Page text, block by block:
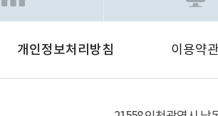
개인정보처리방침 이용약